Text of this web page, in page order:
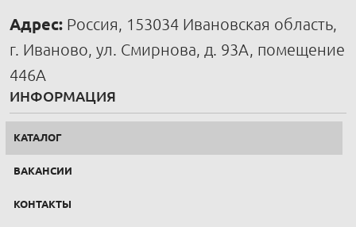
Адрес: Россия, 153034 Ивановская область,
г. Иваново, ул. Смирнова, д. 93А, помещение
446А
ИНФОРМАЦИЯ
КАТАЛОГ
ВАКАНСИИ
КОНТАКТЫ